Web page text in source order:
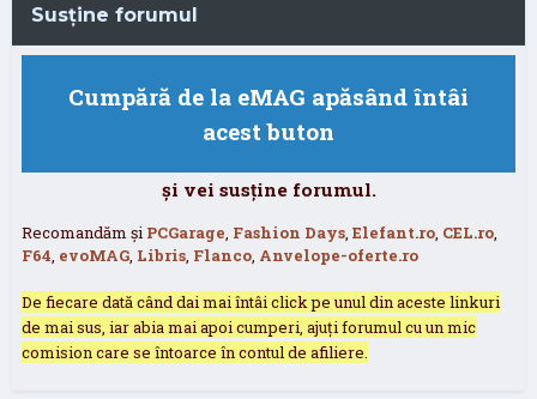
Susține forumul
Cumpără de la eMAG apăsând întâi
acest buton
și vei susține forumul.
Recomandăm și PCGarage, Fashion Days, Elefant.ro, CEL.ro,
F64, evoMAG, Libris, Flanco, Anvelope-oferte.ro
De fiecare dată când dai mai întâi click pe unul din aceste linkuri
de mai sus, iar abia mai apoi cumperi, ajuți forumul cu un mic
comision care se întoarce în contul de afiliere.